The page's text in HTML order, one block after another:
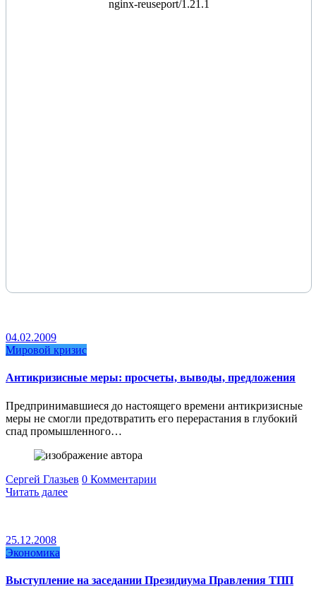
04.02.2009
Мировой кризис
Антикризисные меры: просчеты, выводы, предложения
Предпринимавшиеся до настоящего времени антикризисные
меры не смогли предотвратить его перерастания в глубокий
спад промышленного…
Сергей Глазьев 0 Комментарии
Читать далее
25.12.2008
Экономика
Выступление на заседании Президиума Правления ТПП